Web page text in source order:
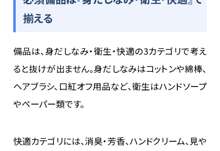
揃える
備品は、身だしなみ・衛生・快適の3カテゴリで考え
ると抜けが出ません。身だしなみはコットンや綿棒、
ヘアブラシ、口紅オフ用品など、衛生はハンドソープ
やペーパー類です。
快適カテゴリには、消臭・芳香、ハンドクリーム、見や